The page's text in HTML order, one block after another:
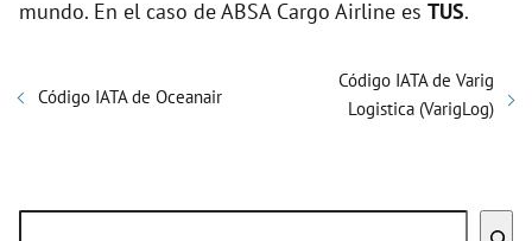
mundo. En el caso de ABSA Cargo Airline es TUS.
Código IATA de Oceanair
Código IATA de Varig
Logistica (VarigLog)